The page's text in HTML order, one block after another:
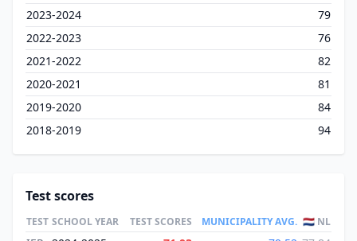
2023-2024
79
2022-2023
76
2021-2022
82
2020-2021
81
2019-2020
84
2018-2019
94
Test scores
TEST SCHOOL YEAR TEST SCORES MUNICIPALITY AVG. 🇳🇱 NL